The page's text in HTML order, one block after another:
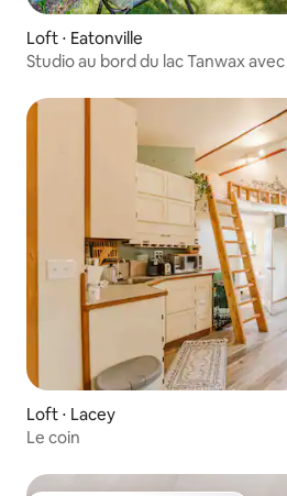
Loft ⋅ Eatonville
Studio au bord du lac Tanwax
Loft ⋅ Lacey
Le coin